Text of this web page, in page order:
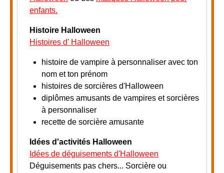
enfants.
Histoire Halloween
Histoires d' Halloween
histoire de vampire à personnaliser avec ton
nom et ton prénom
histoires de sorcières d'Halloween
diplômes amusants de vampires et sorcières
à personnaliser
recette de sorcière amusante
Idées d'activités Halloween
Idées de déguisements d'Halloween
Déguisements pas chers... Sorcière ou